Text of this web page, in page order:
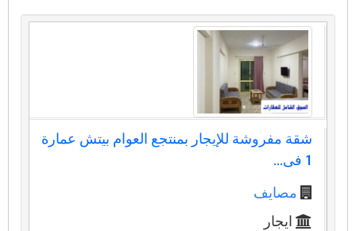
شقة مفروشة للإيجار بمنتجع العوام بيتش عمارة
1 فى...
مصايف
ايجار